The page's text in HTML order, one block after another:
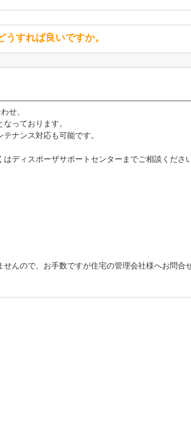
すれば良いですか。
せ、
っております。
ナンス対応も可能です。
ディスポーザサポートセンターまでご相談ください
んので、お手数ですが住宅の管理会社様へお問合